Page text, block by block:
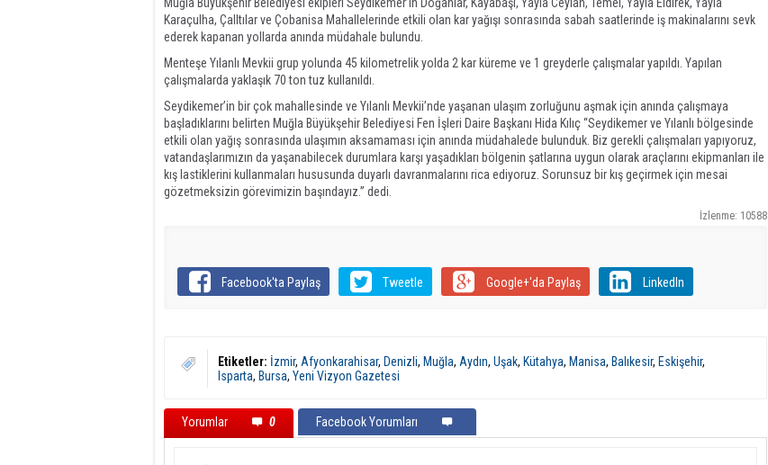
Karaçulha, Çalltılar ve Çobanisa Mahallelerinde etkili olan kar yağışı sonrasında sabah saatlerinde iş makinalarını sevk
ederek kapanan yollarda anında müdahale bulundu.
Menteşe Yılanlı Mevkii grup yolunda 45 kilometrelik yolda 2 kar küreme ve 1 greyderle çalışmalar yapıldı. Yapılan
çalışmalarda yaklaşık 70 ton tuz kullanıldı.
Seydikemer’in bir çok mahallesinde ve Yılanlı Mevkii’nde yaşanan ulaşım zorluğunu aşmak için anında çalışmaya
başladıklarını belirten Muğla Büyükşehir Belediyesi Fen İşleri Daire Başkanı Hida Kılıç “Seydikemer ve Yılanlı bölgesinde
etkili olan yağış sonrasında ulaşımın aksamaması için anında müdahalede bulunduk. Biz gerekli çalışmaları yapıyoruz,
vatandaşlarımızın da yaşanabilecek durumlara karşı yaşadıkları bölgenin şatlarına uygun olarak araçlarını ekipmanları ile
kış lastiklerini kullanmaları hususunda duyarlı davranmalarını rica ediyoruz. Sorunsuz bir kış geçirmek için mesai
gözetmeksizin görevimizin başındayız.” dedi.
İzlenme: 10588
Facebook'ta Paylaş Tweetle Google+'da Paylaş LinkedIn
Etiketler: İzmir, Afyonkarahisar, Denizli, Muğla, Aydın, Uşak, Kütahya, Manisa, Balıkesir, Eskişehir,
Isparta, Bursa, Yeni Vizyon Gazetesi
Yorumlar 0 Facebook Yorumları